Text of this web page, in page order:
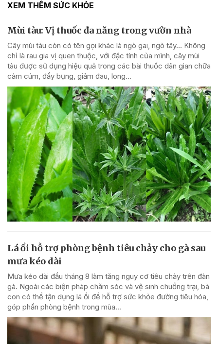
XEM THÊM SỨC KHỎE
Mùi tàu: Vị thuốc đa năng trong vườn nhà
Cây mùi tàu còn có tên gọi khác là ngò gai, ngò tây… Không
chỉ là rau gia vị quen thuộc, với đặc tính của mình, cây mùi
tàu được sử dụng hiệu quả trong các bài thuốc dân gian chữa
cảm cúm, đầy bụng, giảm đau, long...
Lá ổi hỗ trợ phòng bệnh tiêu chảy cho gà sau
mưa kéo dài
Mưa kéo dài đầu tháng 8 làm tăng nguy cơ tiêu chảy trên đàn
gà. Ngoài các biện pháp chăm sóc và vệ sinh chuồng trại, bà
con có thể tận dụng lá ổi để hỗ trợ sức khỏe đường tiêu hóa,
góp phần phòng bệnh trong mùa...